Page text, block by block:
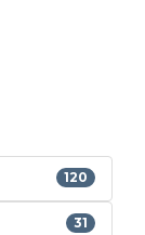
120
31